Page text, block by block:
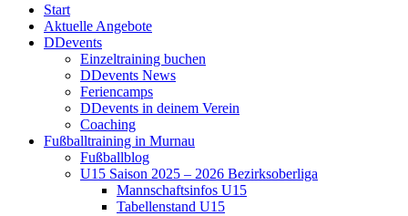
Start
Aktuelle Angebote
DDevents
Einzeltraining buchen
DDevents News
Feriencamps
DDevents in deinem Verein
Coaching
Fußballtraining in Murnau
Fußballblog
U15 Saison 2025 – 2026 Bezirksoberliga
Mannschaftsinfos U15
Tabellenstand U15